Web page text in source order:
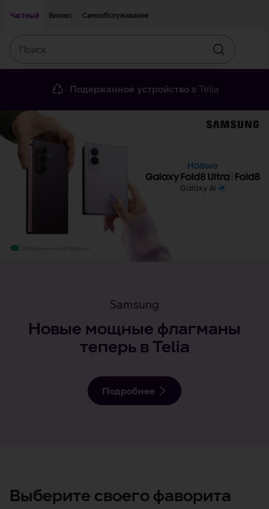
Частный
Бизнес Самообслуживание
Искать
Подержанное устройство в Telia
Samsung
Новые мощные флагманы
теперь в Telia
Подробнее
Выберите своего фаворита